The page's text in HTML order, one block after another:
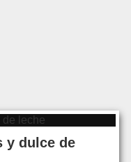
y dulce de